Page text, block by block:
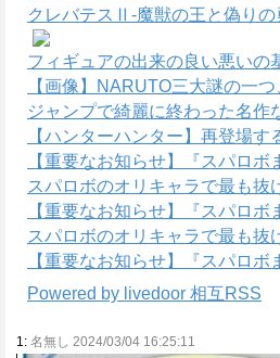
クレバテスⅡ-魔獣の王と偽り
フィギュアの出来の良い悪いの
【画像】NARUTO三大謎の一
ジャンプで綺麗に終わった名作
【ハンターハンター】再登場す
【重要なお知らせ】『スパロ
スパロボのオリキャラで最も抜
【重要なお知らせ】『スパロ
スパロボのオリキャラで最も抜
【重要なお知らせ】『スパロ
Powered by livedoor 相互RSS
1: 名無し 2024/03/04 16:25:11